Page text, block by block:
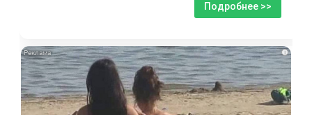
Подробнее >>
i